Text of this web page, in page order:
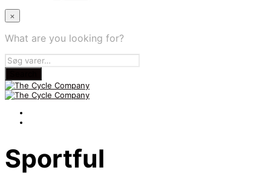
×
What are you looking for?
Sportful